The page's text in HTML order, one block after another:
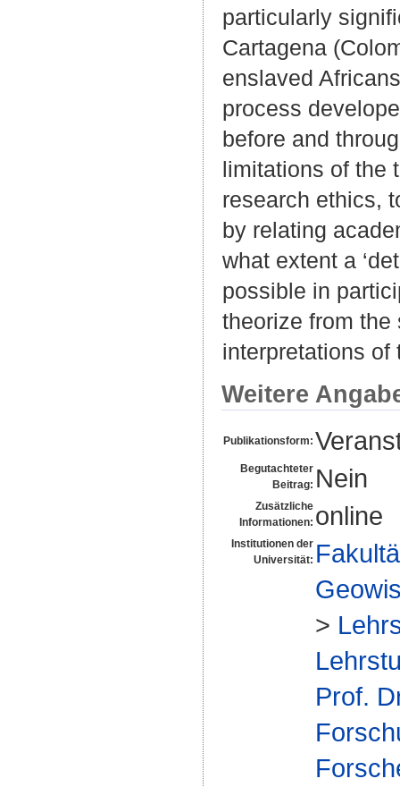
particularly
Cartagena
enslaved
process
before and
limitations of the
research ethics,
by relating
what extent a
possible in
theorize from the
interpretations of
Weitere
Publikationsform:
Begutachteter
Beitrag: Nein
Zusätzliche
Informationen: online
Institutionen der
Universität:
>
Prof.